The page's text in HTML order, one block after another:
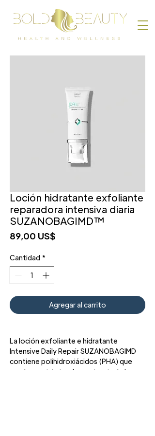
Loción hidratante exfoliante
reparadora intensiva diaria
SUZANOBAGIMD™
89,00 US$
Cantidad *
Agregar al carrito
La loción exfoliante e hidratante
Intensive Daily Repair SUZANOBAGIMD
contiene polihidroxiácidos (PHA) que
ayudan a minimizar la apariencia de los